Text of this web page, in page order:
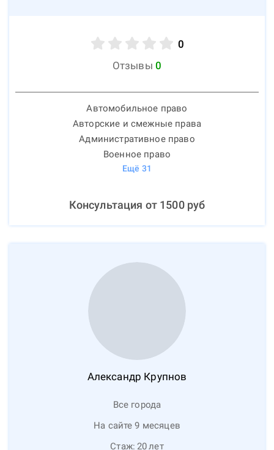
0
Отзывы 0
Автомобильное право
Авторские и смежные права
Административное право
Военное право
Ещё 31
Консультация от 1500руб
Александр Крупнов
Все города
На сайте 9 месяцев
Стаж: 20лет